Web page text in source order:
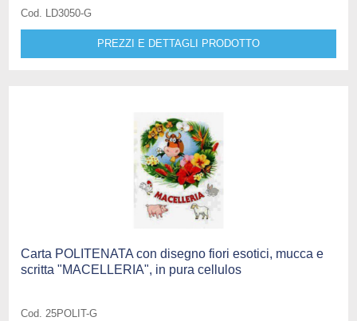
Cod. LD3050-G
PREZZI E DETTAGLI PRODOTTO
Carta POLITENATA con disegno fiori esotici, mucca e
scritta "MACELLERIA", in pura cellulos
Cod. 25POLIT-G